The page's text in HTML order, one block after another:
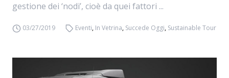
gestione dei ‘nodi’, cioè da quei fattori ...
03/27/2019 Eventi, In Vetrina, Succede Oggi, Sustainable Tour